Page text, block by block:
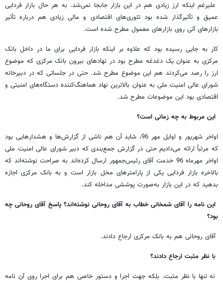
علیرغم اینکه ارز زیادی هم در این بازار جابجا نمی‌شد. به هر حال بازار فردایی
عمیق و تأثیرگذار شده بود تئوری‌های اقتصادی و مالی زیادی هم درباره تأثیر
بازارهای آتی روی بازارهای معمول مطرح شده است.
کار به جایی رسیده بود که علاوه بر اینکه بازار فردایی برای ما در داخل بانک
مرکزی به عنوان یک دغدغه مطرح بود در نهادهای بیرون بانک مرکزی که موضوع
ارز را رصد می‌کردند هم این موضوع مطرح شد. حتی در جلساتی که در دبیرخانه
شورای عالی امنیت ملی به عنوان بالاترین نهاد هماهنگ‌کننده دستگاه‌های امنیتی و
اقتصادی بود این موضوعات مطرح شد.
این مربوط به چه زمانی است؟
اواخر شهریور و اوایل مهر 96، شاید آن هم ناشی از گزارش‌ها و هشدارهایی بود
که مرتباً ارائه می‌دادیم حتی در گزارش‌ جمع‌بندی که دبیر شورای عالی امنیت ملی
اواخر مهرماه 96 خدمت آقای رئیس‌جمهور ارسال کرده‌اند به صراحت نوشته‌اند که
بالاخره بازار فردایی یکی از پارامترهای مخل بازار است و به بانک مرکزی اجازه
بدهید که در این بازار به‌صورت پوششی مداخله کند.
این نامه را آقای شمخانی خطاب به ‌آقای روحانی نوشته‌اند؟ پاسخ آقای روحانی چه
بود؟
آقای روحانی هم به بانک مرکزی ارجاع دادند.
با نظر مثبت ارجاع دادند؟
نه تنها با نظر مثبت. بلکه جهت اجرا و دستور خاصی هم برای اجرا روی آن نامه